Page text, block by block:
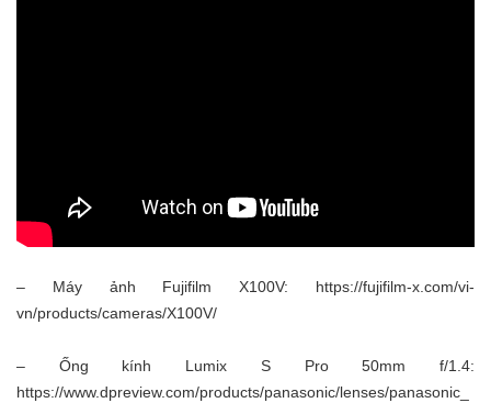
– Máy ảnh Fujifilm X100V: https://fujifilm-x.com/vi-
vn/products/cameras/X100V/
– Ống kính Lumix S Pro 50mm f/1.4:
https://www.dpreview.com/products/panasonic/lenses/panasonic_